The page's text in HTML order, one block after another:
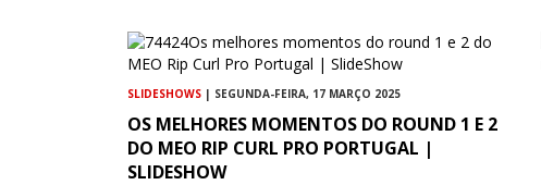
SLIDESHOWS | SEGUNDA-FEIRA, 17 MARÇO 2025
OS MELHORES MOMENTOS DO ROUND 1 E 2
DO MEO RIP CURL PRO PORTUGAL |
SLIDESHOW